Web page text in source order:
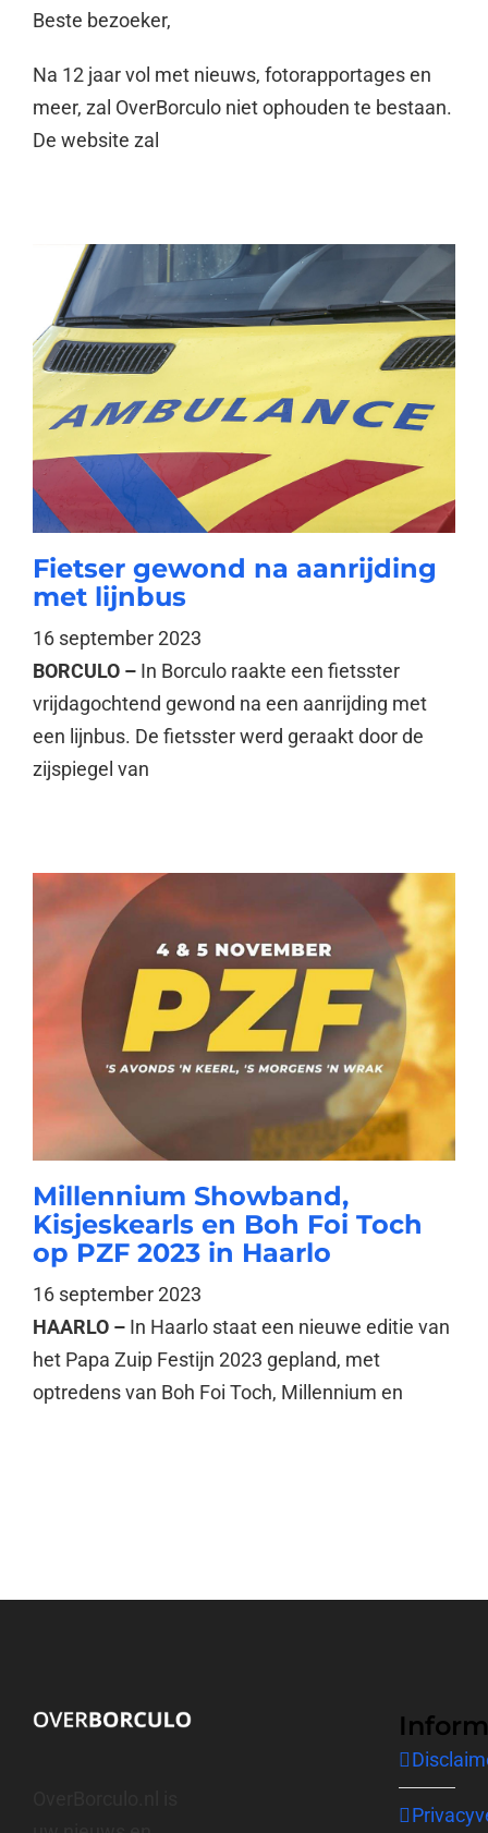
Beste bezoeker,
Na 12 jaar vol met nieuws, fotorapportages en
meer, zal OverBorculo niet ophouden te bestaan.
De website zal
Fietser gewond na aanrijding
met lijnbus
16 september 2023
BORCULO – In Borculo raakte een fietsster
vrijdagochtend gewond na een aanrijding met
een lijnbus. De fietsster werd geraakt door de
zijspiegel van
Millennium Showband,
Kisjeskearls en Boh Foi Toch
op PZF 2023 in Haarlo
16 september 2023
HAARLO – In Haarlo staat een nieuwe editie van
het Papa Zuip Festijn 2023 gepland, met
optredens van Boh Foi Toch, Millennium en